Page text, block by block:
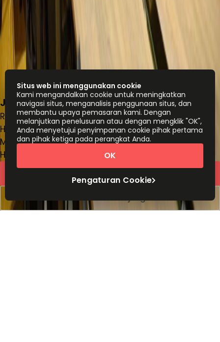
Jl. Letjen Suprapto Kav.60, Walton, 10510
Ruang kantor
Harga berdasarkan permintaan
Meja kerja bersama
Harga berdasarkan permintaan
Atur jadwal kunjungan
Situs web ini menggunakan cookie
Kami mengandalkan cookie untuk meningkatkan
navigasi situs, menganalisis penggunaan situs, dan
membantu upaya pemasaran kami. Dengan
melanjutkan penelusuran atau dengan mengklik "OK",
Anda menyetujui penyimpanan cookie pihak pertama
dan pihak ketiga pada perangkat Anda.
Pengaturan Cookie
OK